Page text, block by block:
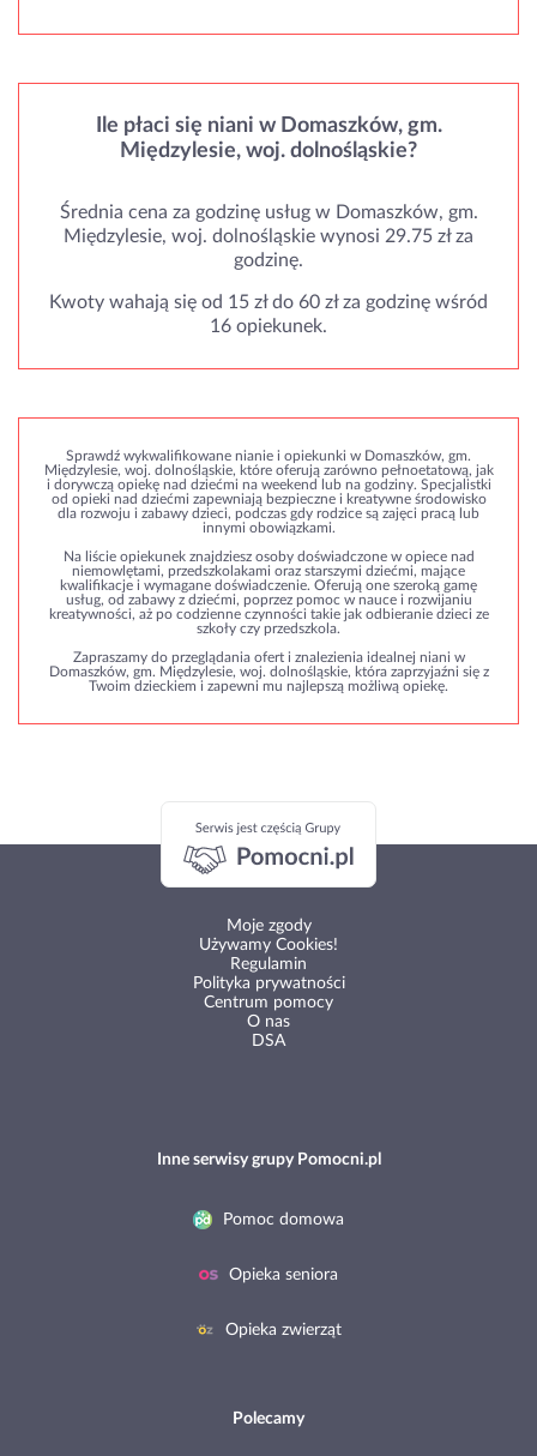
Ile płaci się niani w Domaszków, gm.
Międzylesie, woj. dolnośląskie?
Średnia cena za godzinę usług w Domaszków, gm.
Międzylesie, woj. dolnośląskie wynosi 29.75 zł za
godzinę.
Kwoty wahają się od 15 zł do 60 zł za godzinę wśród
16 opiekunek.
Sprawdź wykwalifikowane nianie i opiekunki w Domaszków, gm.
Międzylesie, woj. dolnośląskie, które oferują zarówno pełnoetatową, jak
i dorywczą opiekę nad dziećmi na weekend lub na godziny. Specjalistki
od opieki nad dziećmi zapewniają bezpieczne i kreatywne środowisko
dla rozwoju i zabawy dzieci, podczas gdy rodzice są zajęci pracą lub
innymi obowiązkami.
Na liście opiekunek znajdziesz osoby doświadczone w opiece nad
niemowlętami, przedszkolakami oraz starszymi dziećmi, mające
kwalifikacje i wymagane doświadczenie. Oferują one szeroką gamę
usług, od zabawy z dziećmi, poprzez pomoc w nauce i rozwijaniu
kreatywności, aż po codzienne czynności takie jak odbieranie dzieci ze
szkoły czy przedszkola.
Zapraszamy do przeglądania ofert i znalezienia idealnej niani w
Domaszków, gm. Międzylesie, woj. dolnośląskie, która zaprzyjaźni się z
Twoim dzieckiem i zapewni mu najlepszą możliwą opiekę.
Moje zgody
Używamy Cookies!
Regulamin
Polityka prywatności
Centrum pomocy
O nas
DSA
Inne serwisy grupy Pomocni.pl
Pomoc domowa
Opieka seniora
Opieka zwierząt
Polecamy